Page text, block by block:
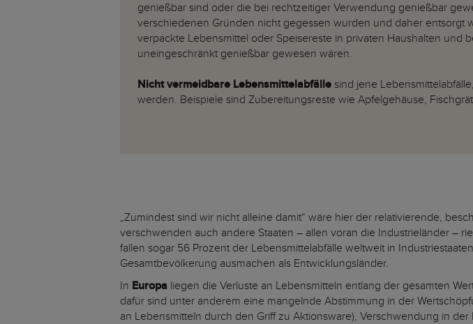
genießbar sind oder die bei rechtzeitiger Verwendung genießbar
verschiedenen Gründen nicht gegessen wurden und daher
verpackte Lebensmittel oder Speisereste in privaten Haushalten
uneingeschränkt genießbar gewesen wären.
Nicht vermeidbare Lebensmittelabfälle sind jene
werden. Beispiele sind Zubereitungsreste wie Apfelgehäuse,
„Zumindest sind wir nicht alleine damit“ wäre hier der relativierende,
verschwenden auch andere Staaten – allen voran die Industrieländer –
fallen sogar 56 Prozent der Lebensmittelabfälle weltweit in
Gesamtbevölkerung ausmachen als Entwicklungsländer.
In Europa liegen die Verluste an Lebensmitteln entlang der gesamten
dafür sind unter anderem eine mangelnde Abstimmung in der
an Lebensmitteln durch den Griff zu Aktionsware), Verschwendung in